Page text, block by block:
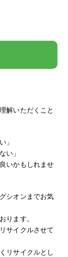
解いただくこと
」
い」
いかもしれませ
シオンまでお気
ります。
サイクルさせて
リサイクルとし